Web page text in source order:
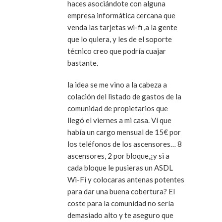
haces asociándote con alguna
empresa informática cercana que
venda las tarjetas wi-fi ,a la gente
que lo quiera, y les de el soporte
técnico creo que podría cuajar
bastante.
la idea se me vino a la cabeza a
colación del listado de gastos de la
comunidad de propietarios que
llegó el viernes a mi casa. Ví que
había un cargo mensual de 15€ por
los teléfonos de los ascensores… 8
ascensores, 2 por bloque,¿y si a
cada bloque le pusieras un ASDL
Wi-Fi y colocaras antenas potentes
para dar una buena cobertura? El
coste para la comunidad no sería
demasiado alto y te aseguro que